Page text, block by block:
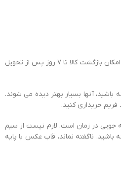
مراجعه کنید که امکان خرید آنلاین و مشاهده قیمت‌ها و تخفیف‌ها را فراهم می‌کند. همچنین، در صورت بروز هرگونه مشکل، امکان بازگشت کالا تا ۷ روز پس از تحویل
آنها بسیار بهتر دیده می شوند.
جویی در زمان است. لازم نیست از سیم
ناگفته نماند، قاب عکس با پایه